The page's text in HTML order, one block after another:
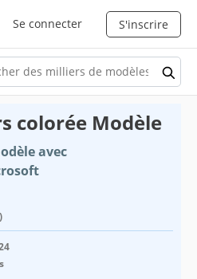
Se connecter S'inscrire
colorée Modèle
avec